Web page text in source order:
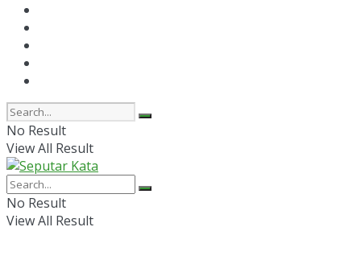
No Result
View All Result
No Result
View All Result